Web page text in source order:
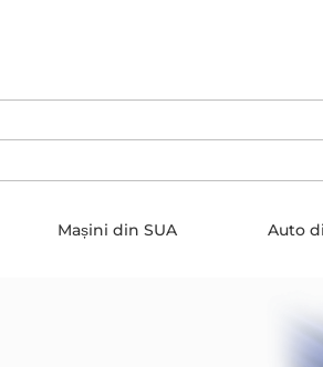
Mașini din SUA Auto